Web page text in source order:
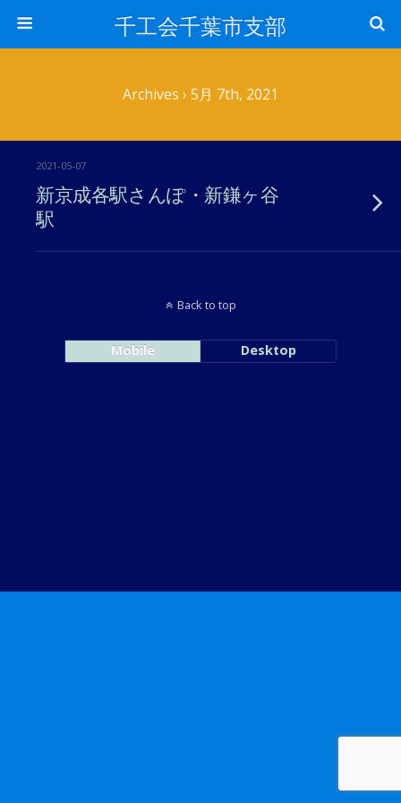
千工会千葉市支部
Archives › 5月 7th, 2021
2021-05-07
新京成各駅さんぽ・新鎌ヶ谷
駅
Back to top
Mobile Desktop